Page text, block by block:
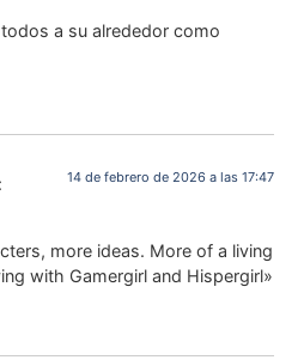
a su alrededor como
14 de febrero de 2026 a las 17:47
more ideas. More of a living
with Gamergirl and Hispergirl»